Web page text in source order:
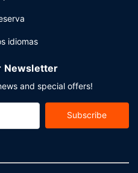
idiomas
Newsletter
and special offers!
Subscribe